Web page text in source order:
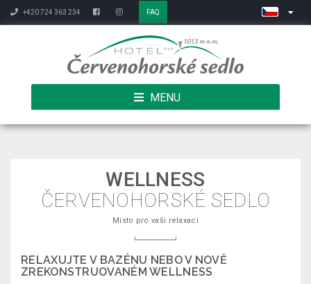
+420 724 363 234 FAQ
MENU
WELLNESS
ČERVENOHORSKÉ SEDLO
Místo pro vaši relaxaci
RELAXUJTE V BAZÉNU NEBO V NOVĚ
ZREKONSTRUOVANÉM WELLNESS